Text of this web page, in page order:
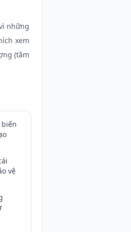
những
xem
(tầm
vệ